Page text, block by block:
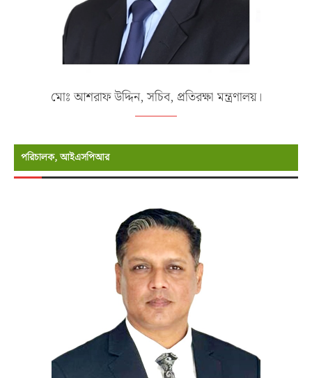
মোঃ আশরাফ উদ্দিন, সচিব, প্রতিরক্ষা মন্ত্রণালয়।
পরিচালক, আইএসপিআর